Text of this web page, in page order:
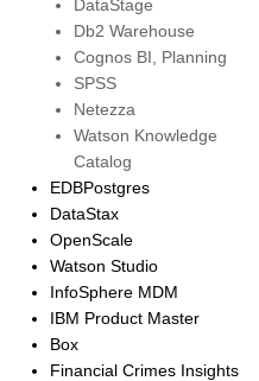
DataStage
Db2 Warehouse
Cognos BI, Planning
SPSS
Netezza
Watson Knowledge
Catalog
EDBPostgres
DataStax
OpenScale
Watson Studio
InfoSphere MDM
IBM Product Master
Box
Financial Crimes Insights